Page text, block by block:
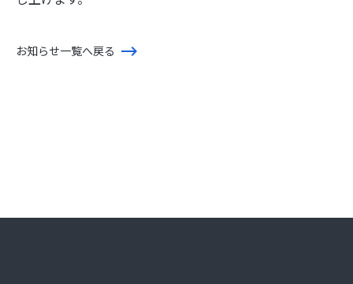
お知らせ一覧へ戻る